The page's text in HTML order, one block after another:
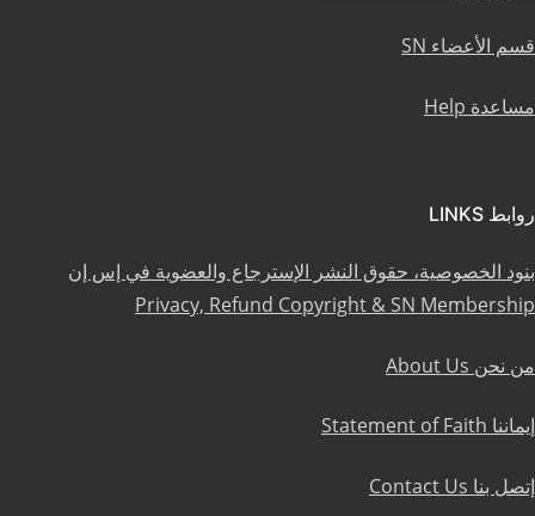
قسم الأعضاء SN
مساعدة Help
روابط LINKS
بنود الخصوصية، حقوق النشر الإسترجاع والعضوية في إس إن
Privacy, Refund Copyright & SN Membership
من نحن About Us
إيماننا Statement of Faith
إتصل بنا Contact Us